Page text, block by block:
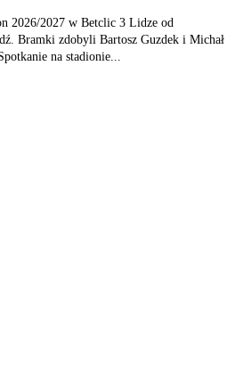
2026/2027 w Betclic 3 Lidze od
Bramki zdobyli Bartosz Guzdek i Michał
na stadionie...